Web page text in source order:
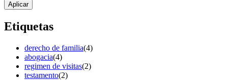
Etiquetas
derecho de familia(4)
abogacia(4)
regimen de visitas(2)
testamento(2)